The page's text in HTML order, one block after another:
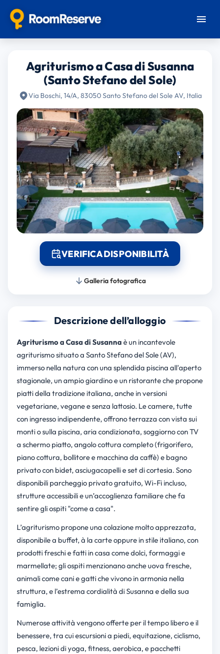
Agriturismo a Casa di Susanna
(Santo Stefano del Sole)
Via Boschi, 14/A, 83050 Santo Stefano del Sole AV, Italia
VERIFICA DISPONIBILITÀ
Galleria fotografica
Descrizione dell’alloggio
Agriturismo a Casa di Susannaè un incantevole
agriturismo situato a Santo Stefano del Sole (AV),
immerso nella natura con una splendida piscina all'aperto
stagionale, un ampio giardino e un ristorante che propone
piatti della tradizione italiana, anche in versioni
vegetariane, vegane e senza lattosio. Le camere, tutte
con ingresso indipendente, offrono terrazza con vista sui
monti o sulla piscina, aria condizionata, soggiorno con TV
a schermo piatto, angolo cottura completo (frigorifero,
piano cottura, bollitore e macchina da caffè) e bagno
privato con bidet, asciugacapelli e set di cortesia. Sono
disponibili parcheggio privato gratuito, Wi-Fi incluso,
strutture accessibili e un’accoglienza familiare che fa
sentire gli ospiti "come a casa".
L’agriturismo propone una colazione molto apprezzata,
disponibile a buffet, à la carte oppure in stile italiano, con
prodotti freschi e fatti in casa come dolci, formaggi e
marmellate; gli ospiti menzionano anche uova fresche,
animali come cani e gatti che vivono in armonia nella
struttura, e l’estrema cordialità di Susanna e della sua
famiglia.
Numerose attività vengono offerte per il tempo libero e il
benessere, tra cui escursioni a piedi, equitazione, ciclismo,
pesca, lezioni di yoga, fitness, aerobica, e pacchetti